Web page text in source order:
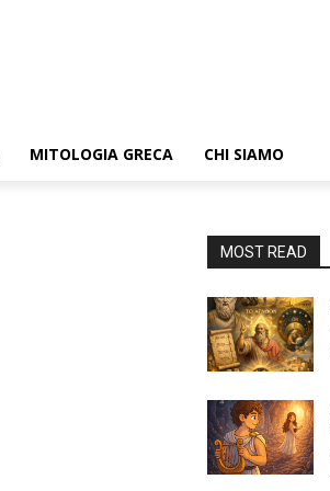
MITOLOGIA GRECA CHI SIAMO
MOST READ